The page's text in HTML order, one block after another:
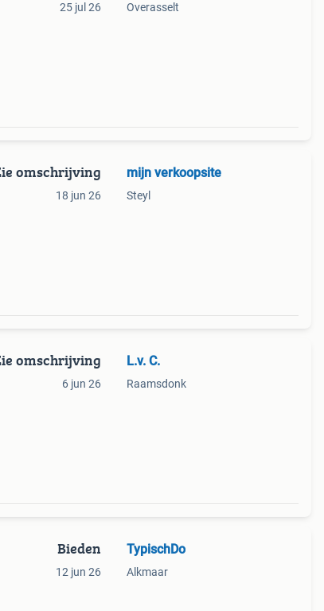
25 jul 26 Overasselt
omschrijving
18 jun 26
mijn verkoopsite
Steyl
omschrijving
6 jun 26
L.v. C.
Raamsdonk
Bieden
12 jun 26
TypischDo
Alkmaar